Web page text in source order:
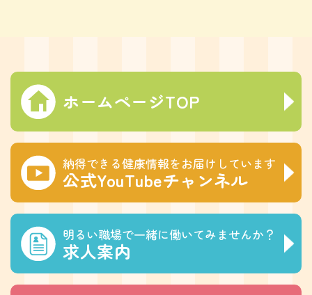
ホームページTOP
納得できる健康情報をお届けしています
公式YouTubeチャンネル
明るい職場で一緒に働いてみませんか？
求人案内